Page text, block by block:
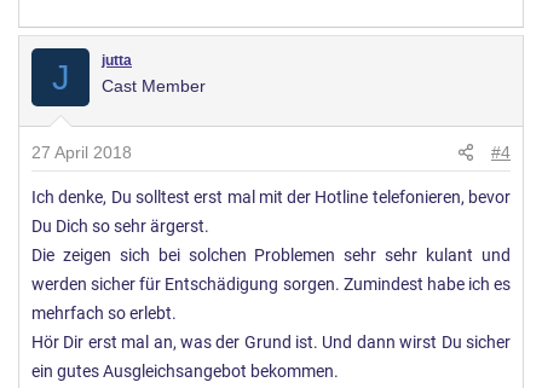
J jutta
Cast Member
27 April 2018 #4
Ich denke, Du solltest erst mal mit der Hotline telefonieren, bevor
Du Dich so sehr ärgerst.
Die zeigen sich bei solchen Problemen sehr sehr kulant und
werden sicher für Entschädigung sorgen. Zumindest habe ich es
mehrfach so erlebt.
Hör Dir erst mal an, was der Grund ist. Und dann wirst Du sicher
ein gutes Ausgleichsangebot bekommen.